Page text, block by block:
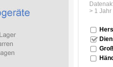
> 1 Jahr